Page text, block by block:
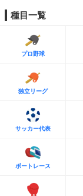
種目一覧
プロ野球
独立リーグ
サッカー代表
ボートレース